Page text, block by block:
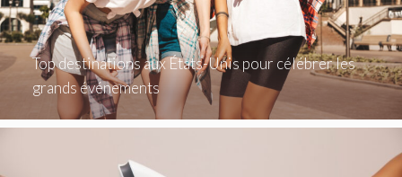
Top destinations aux États-Unis pour célébrer les
grands événements